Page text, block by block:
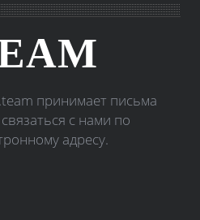
принимает письма
с нами по
адресу.